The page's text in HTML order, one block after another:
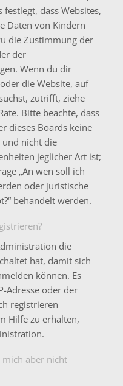
festlegt, dass Websites,
Daten von Kindern
die Zustimmung der
der
Wenn du dir
die Website, auf
zutrifft, ziehe
Bitte beachte, dass
dieses Boards keine
und nicht die
jeglicher Art ist;
„An wen soll ich
oder juristische
behandelt werden.
die
hat, damit sich
können. Es
Adresse oder der
registrieren
Hilfe zu erhalten,
aber nicht